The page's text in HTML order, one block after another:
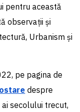
pentru această
observații și
Urbanism și
pe pagina de
despre
ai secolului trecut,